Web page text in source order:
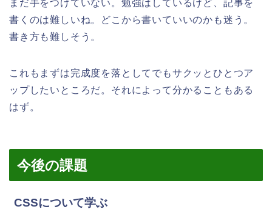
まだ手をつけていない。勉強はしているけど、記事を
書くのは難しいね。どこから書いていいのかも迷う。
書き方も難しそう。
これもまずは完成度を落としてでもサクッとひとつア
ップしたいところだ。それによって分かることもある
はず。
今後の課題
CSSについて学ぶ